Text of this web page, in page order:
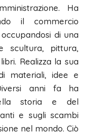
Ha
il commercio
di una
scultura, pittura,
Realizza la sua
materiali, idee e
anni fa ha
storia e del
e sugli scambi
nel mondo. Ciò